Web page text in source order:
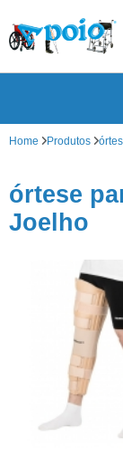
Home Produtos
órtese
Joelho